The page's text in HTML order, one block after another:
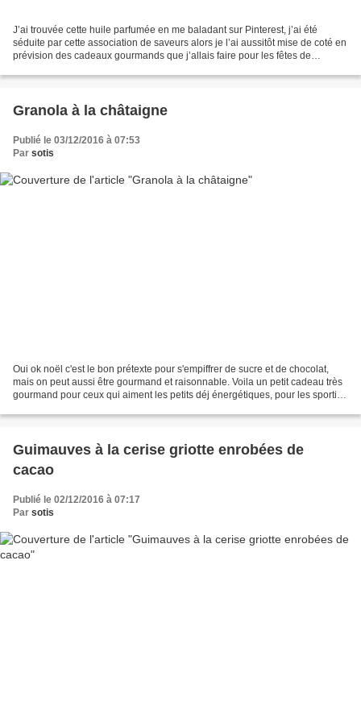
J’ai trouvée cette huile parfumée en me baladant sur Pinterest, j’ai été
séduite par cette association de saveurs alors je l’ai aussitôt mise de coté en
prévision des cadeaux gourmands que j’allais faire pour les fêtes de
Granola à la châtaigne
Publié le 03/12/2016 à 07:53
Par sotis
Oui ok noël c'est le bon prétexte pour s'empiffrer de sucre et de chocolat,
mais on peut aussi être gourmand et raisonnable. Voila un petit cadeau très
gourmand pour ceux qui aiment les petits déj énergétiques, pour les sportifs
Guimauves à la cerise griotte enrobées de
cacao
Publié le 02/12/2016 à 07:17
Par sotis